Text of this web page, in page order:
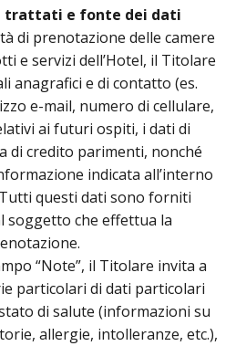
trattati e fonte dei dati
di prenotazione delle camere
e servizi dell’Hotel, il Titolare
anagrafici e di contatto (es.
e-mail, numero di cellulare,
ai futuri ospiti, i dati di
di credito parimenti, nonché
indicata all’interno
Tutti questi dati sono forniti
soggetto che effettua la
“Note”, il Titolare invita a
particolari di dati particolari
di salute (informazioni su
allergie, intolleranze, etc.),